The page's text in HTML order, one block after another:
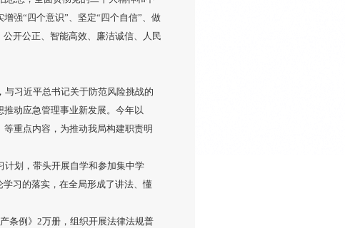
强“四个意识”、坚定“四个自信”、做
开公正、智能高效、廉洁诚信、人民
习近平总书记关于防范风险挑战的
动应急管理事业新发展。今年以
重点内容，为推动我局构建职责明
计划，带头开展自学和参加集中学
习的落实，在全局形成了讲法、懂
条例》2万册，组织开展法律法规普